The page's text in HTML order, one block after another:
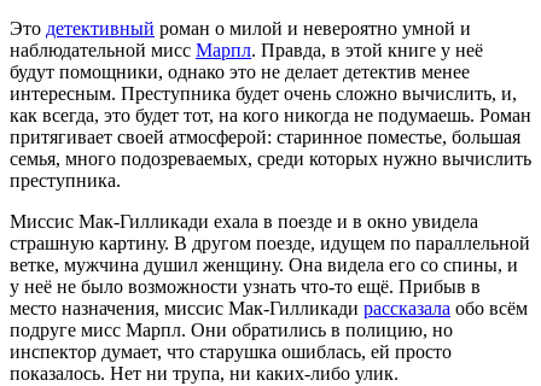
Это детективный роман о милой и невероятно умной и
наблюдательной мисс Марпл. Правда, в этой книге у неё
будут помощники, однако это не делает детектив менее
интересным. Преступника будет очень сложно вычислить, и,
как всегда, это будет тот, на кого никогда не подумаешь. Роман
притягивает своей атмосферой: старинное поместье, большая
семья, много подозреваемых, среди которых нужно вычислить
преступника.
Миссис Мак-Гилликади ехала в поезде и в окно увидела
страшную картину. В другом поезде, идущем по параллельной
ветке, мужчина душил женщину. Она видела его со спины, и
у неё не было возможности узнать что-то ещё. Прибыв в
место назначения, миссис Мак-Гилликади рассказала обо всём
подруге мисс Марпл. Они обратились в полицию, но
инспектор думает, что старушка ошиблась, ей просто
показалось. Нет ни трупа, ни каких-либо улик.